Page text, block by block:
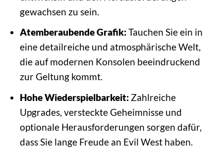
gewachsen zu sein.
Atemberaubende Grafik:Tauchen Sie ein in
eine detailreiche und atmosphärische Welt,
die auf modernen Konsolen beeindruckend
zur Geltung kommt.
Hohe Wiederspielbarkeit:Zahlreiche
Upgrades, versteckte Geheimnisse und
optionale Herausforderungen sorgen dafür,
dass Sie lange Freude an Evil West haben.